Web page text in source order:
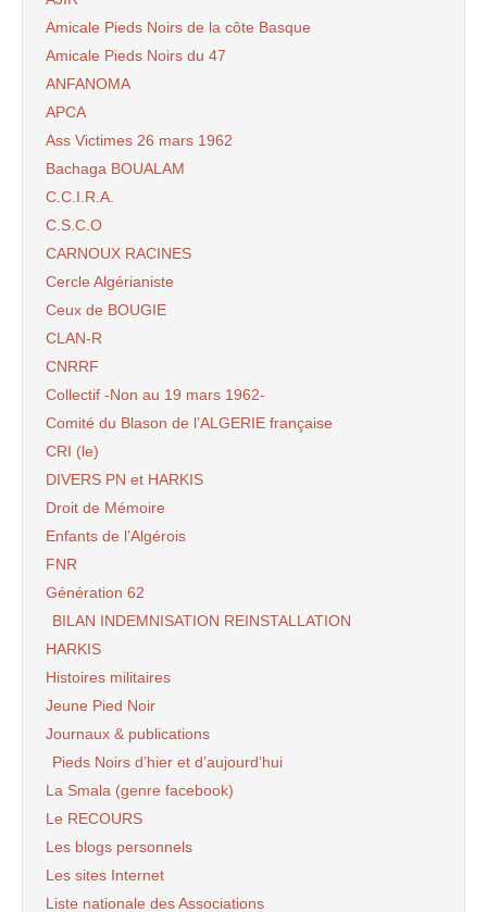
Amicale Pieds Noirs de la côte Basque
Amicale Pieds Noirs du 47
ANFANOMA
APCA
Ass Victimes 26 mars 1962
Bachaga BOUALAM
C.C.I.R.A.
C.S.C.O
CARNOUX RACINES
Cercle Algérianiste
Ceux de BOUGIE
CLAN-R
CNRRF
Collectif -Non au 19 mars 1962-
Comité du Blason de l’ALGERIE française
CRI (le)
DIVERS PN et HARKIS
Droit de Mémoire
Enfants de l’Algérois
FNR
Génération 62
BILAN INDEMNISATION REINSTALLATION
HARKIS
Histoires militaires
Jeune Pied Noir
Journaux & publications
Pieds Noirs d’hier et d’aujourd’hui
La Smala (genre facebook)
Le RECOURS
Les blogs personnels
Les sites Internet
Liste nationale des Associations